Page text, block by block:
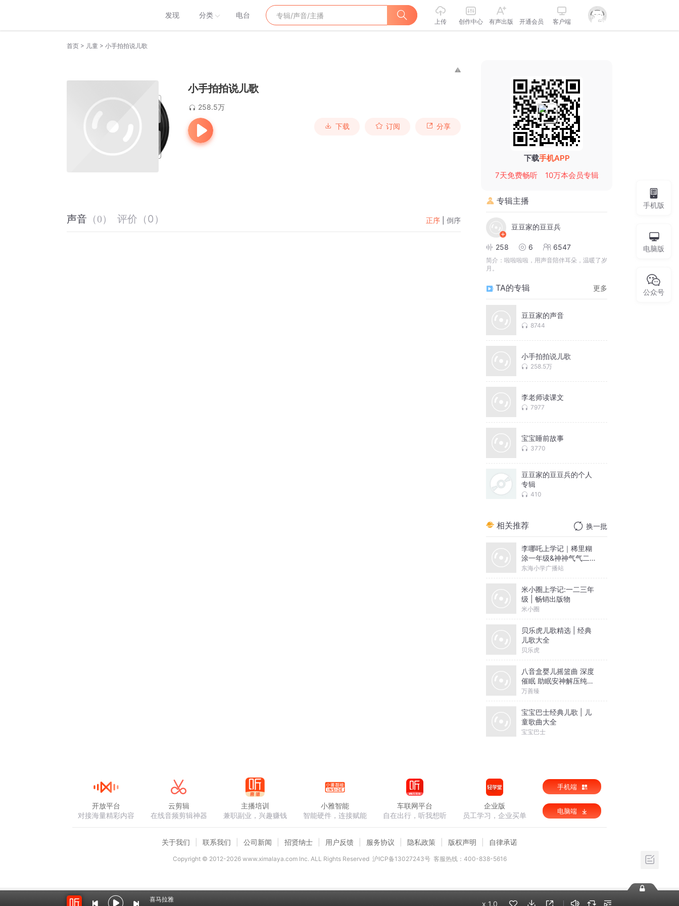
发现 分类 电台
上传 创作中心 有声出版 开通会员 客户端
首页 > 儿童 > 小手拍拍说儿歌
小手拍拍说儿歌
258.5万
下载 订阅 分享
声音 （0） 评价 （0 ） 正序 倒序
下载手机APP
7天免费畅听
10万本会员专辑
专辑主播
豆豆家的豆豆兵
258 6 6547
简介： 啦啦啦啦，用声音陪伴耳朵，温暖了岁
月。
TA的专辑 更多
豆豆家的声音
8744
小手拍拍说儿歌
258.5万
李老师读课文
7977
宝宝睡前故事
3770
豆豆家的豆豆兵的个人
专辑
410
相关推荐 换一批
李哪吒上学记｜稀里糊
涂一年级&神神气气二年
级
东海小学广播站
米小圈上学记:一二三年
级 | 畅销出版物
米小圈
贝乐虎儿歌精选 | 经典
儿歌大全
贝乐虎
八音盒婴儿摇篮曲 深度
催眠 助眠安神解压纯音
乐
万善臻
宝宝巴士经典儿歌 | 儿
童歌曲大全
宝宝巴士
手机版
电脑版
公众号
喜马拉雅
x 1.0
开放平台
对接海量精彩内容
云剪辑
在线音频剪辑神器
主播培训
兼职副业，兴趣赚钱
小雅智能
智能硬件，连接赋能
车联网平台
自在出行，听我想听
企业版
员工学习，企业买单
手机端
电脑端
关于我们 联系我们 公司新闻 招贤纳士 用户反馈 服务协议 隐私政策 版权声明 自律承诺
Copyright © 2012-2026www.ximalaya.com lnc. ALL Rights Reserved 沪ICP备13027243号 客服热线：400-838-5616